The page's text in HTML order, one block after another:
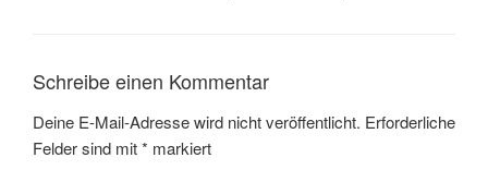
Schreibe einen Kommentar
Deine E-Mail-Adresse wird nicht veröffentlicht. Erforderliche
Felder sind mit* markiert